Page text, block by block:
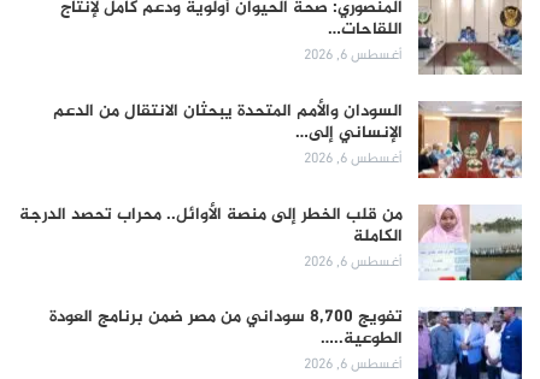
المنصوري: صحة الحيوان أولوية ودعم كامل لإنتاج
اللقاحات…
أغسطس 6, 2026
السودان والأمم المتحدة يبحثان الانتقال من الدعم
الإنساني إلى…
أغسطس 6, 2026
من قلب الخطر إلى منصة الأوائل.. محراب تحصد الدرجة
الكاملة
أغسطس 6, 2026
تفويج 8,700 سوداني من مصر ضمن برنامج العودة
الطوعية..…
أغسطس 6, 2026